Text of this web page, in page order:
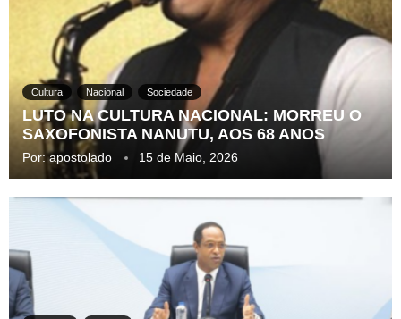
Cultura Nacional Sociedade
LUTO NA CULTURA NACIONAL: MORREU O
SAXOFONISTA NANUTU, AOS 68 ANOS
Por:apostolado 15 de Maio, 2026